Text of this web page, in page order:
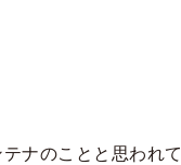
ナのことと思われて